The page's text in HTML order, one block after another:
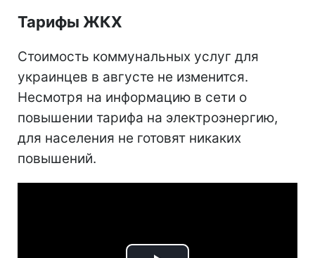
Тарифы ЖКХ
Стоимость коммунальных услуг для
украинцев в августе не изменится.
Несмотря на информацию в сети о
повышении тарифа на электроэнергию,
для населения не готовят никаких
повышений.